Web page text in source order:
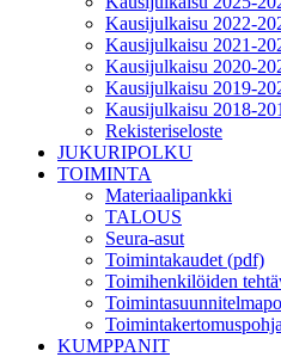
Kausijulkaisu 2022-
Kausijulkaisu 2021-
Kausijulkaisu 2020-
Kausijulkaisu 2019-
Kausijulkaisu 2018-
Rekisteriseloste
JUKURIPOLKU
TOIMINTA
Materiaalipankki
TALOUS
Seura-asut
Toimintakaudet (pdf)
Toimihenkilöiden
KUMPPANIT